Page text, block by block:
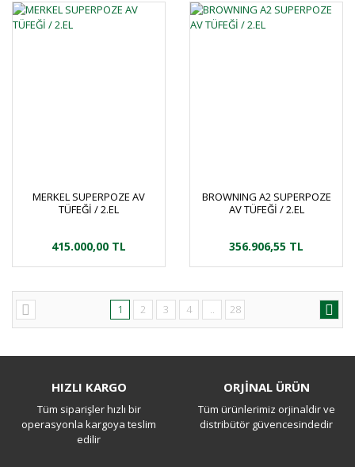
MERKEL SUPERPOZE AV
TÜFEĞİ / 2.EL
415.000,00 TL
BROWNING A2 SUPERPOZE
AV TÜFEĞİ / 2.EL
356.906,55 TL
1 2 3 4 .. 28
HIZLI KARGO
Tüm siparişler hızlı bir
operasyonla kargoya teslim
edilir
ORJİNAL ÜRÜN
Tüm ürünlerimiz orjinaldir ve
distribütör güvencesindedir